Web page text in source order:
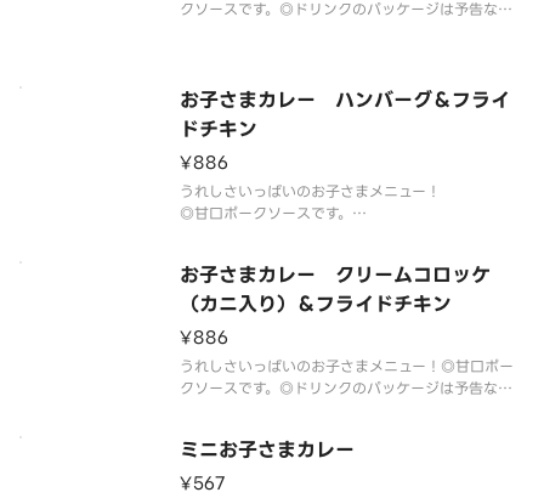
クソースです。◎ドリンクのパッケージは予告なく
お子さまカレー ハンバーグ＆フライ
ドチキン
¥886
うれしさいっぱいのお子さまメニュー！
◎甘口ポークソースです。
※甘口ポークソースにはハチミツを使用しておりま
すので、1歳未満の乳児には食べさせないようお気を
お子さまカレー クリームコロッケ
（カニ入り）＆フライドチキン
¥886
うれしさいっぱいのお子さまメニュー！◎甘口ポー
クソースです。◎ドリンクのパッケージは予告なく
には食べさせないようお気をつけください。
ミニお子さまカレー
¥567